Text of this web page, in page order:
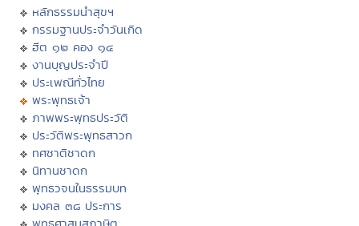
หลักธรรมนำสุขฯ
กรรมฐานประจำวันเกิด
ฮีต ๑๒ คอง ๑๔
งานบุญประจำปี
ประเพณีทั่วไทย
พระพุทธเจ้า
ภาพพระพุทธประวัติ
ประวัติพระพุทธสาวก
ทศชาติชาดก
นิทานชาดก
พุทธวจนในธรรมบท
มงคล ๓๘ ประการ